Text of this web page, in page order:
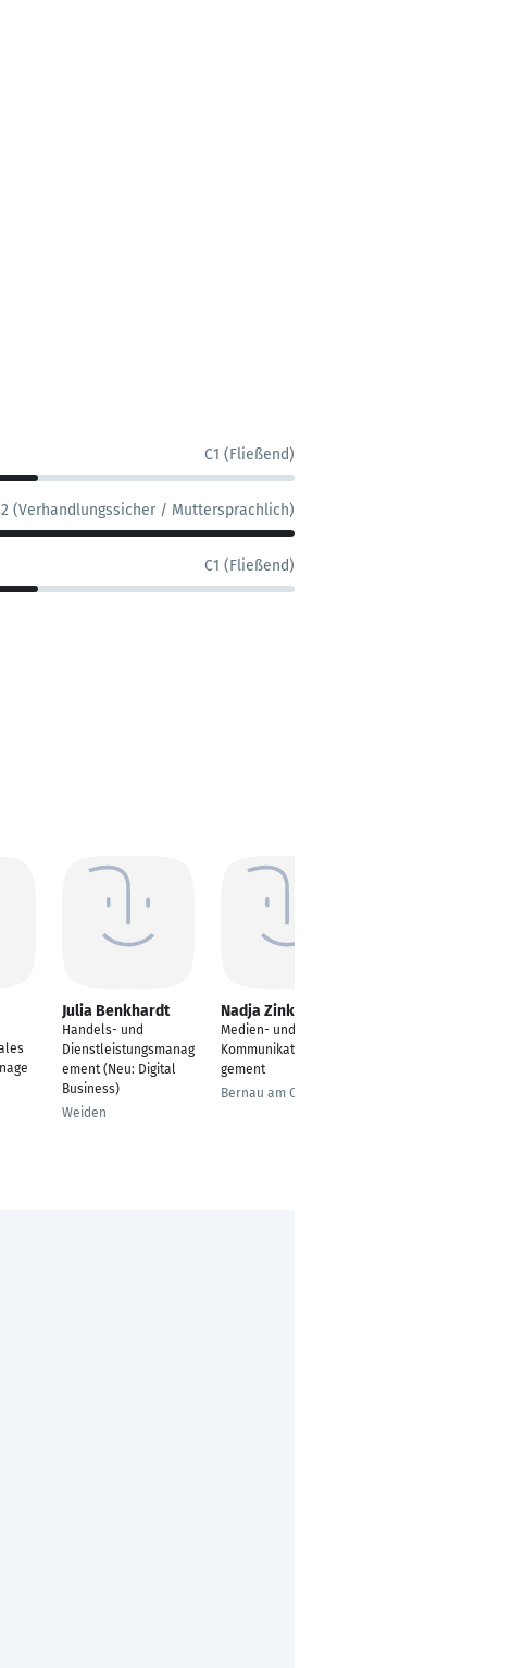
C1 (Fließend)
(Verhandlungssicher / Muttersprachlich)
C1 (Fließend)
Julia Benkhardt
Handels- und
Dienstleistungsmanag
ement (Neu: Digital
Business)
Weiden
Nadja Zinkgraff
Medien- und
Kommunikationsmana
gement
Bernau am Chiemsee